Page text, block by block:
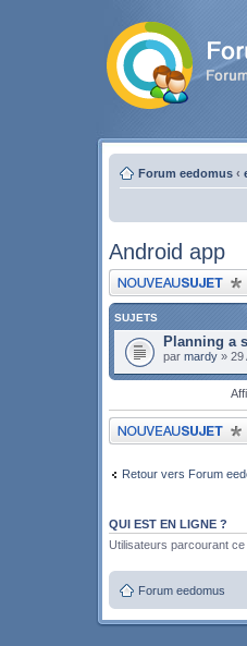
Forum eedomus ‹
Android app
Publier un nouveau sujet
SUJETS
Planning a
par mardy » 29
Publier un nouveau sujet
Retour vers Forum
QUI EST EN LIGNE ?
Utilisateurs parcourant
Forum eedomus